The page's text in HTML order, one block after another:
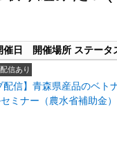
催日 開催場所 ステータ
信あり
配信】青森県産品のベト
ミナー（農水省補助金）